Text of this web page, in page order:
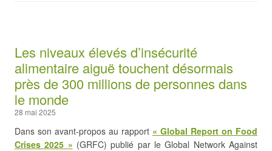
Les niveaux élevés d’insécurité
alimentaire aiguë touchent désormais
près de 300 millions de personnes dans
le monde
28 mai 2025
Dans son avant-propos au rapport « Global Report on Food
Crises 2025 » (GRFC) publié par le Global Network Against